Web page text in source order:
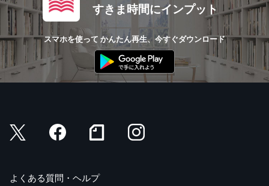
——
本書の最後では、ある「謎」を一緒に考えてもらいたい。
この謎は答えがまだ見つかっていない。
僕がこの本を書いた動機がそこにある。
僕はこの本を書いた。
自分も考えよう。そのほうが
すきま時間にインプット
スマホを使って かんたん再生、今すぐダウンロード
よくある質問・ヘルプ